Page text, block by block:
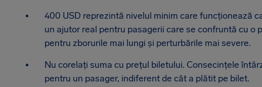
400 USD reprezintă nivelul minim care funcționează
un ajutor real pentru pasagerii care se confruntă cu o
pentru zborurile mai lungi și perturbările mai severe.
Nu corelați suma cu prețul biletului. Consecințele
pentru un pasager, indiferent de cât a plătit pe bilet.